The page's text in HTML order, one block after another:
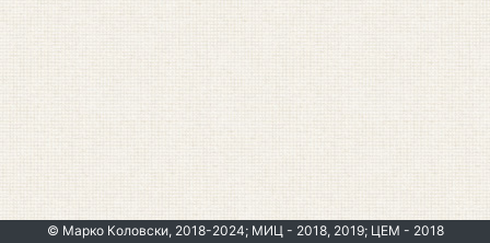
© Марко Коловски, 2018-2024; МИЦ - 2018, 2019; ЦЕМ - 2018